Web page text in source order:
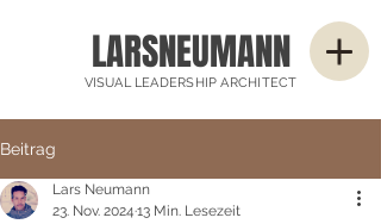
LARSNEUMANN
VISUAL LEADERSHIP ARCHITECT
Beitrag
Lars Neumann
23. Nov. 2024 13 Min. Lesezeit